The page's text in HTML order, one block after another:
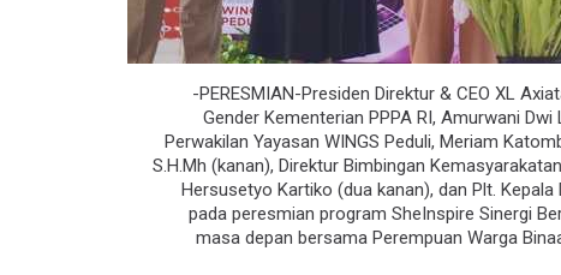
-PERESMIAN-Presiden Direktur & CEO XL
Gender Kementerian PPPA RI, Amurwani
Perwakilan Yayasan WINGS Peduli, Meriam
S.H.Mh (kanan), Direktur Bimbingan
Hersusetyo Kartiko (dua kanan), dan Plt.
pada peresmian program SheInspire Sinergi
masa depan bersama Perempuan Warga